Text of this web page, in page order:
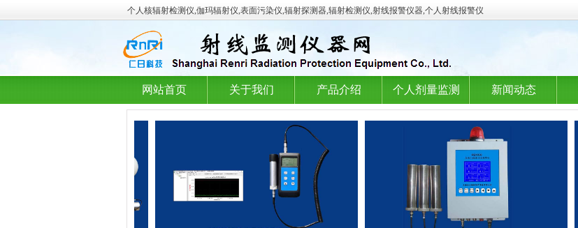
个人核辐射检测仪,伽玛辐射仪,表面污染仪,辐射探测器,辐射检测仪,射线报警仪器,个人射线报警仪
网站首页 关于我们 产品介绍 个人剂量监测 新闻动态